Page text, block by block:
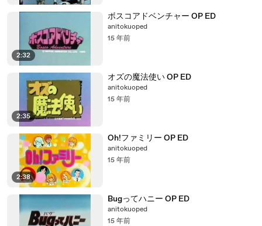
2:32
ボスコアドベンチャー OP ED
anitokuoped
15 年前
2:35
オズの魔法使い OP ED
anitokuoped
15 年前
2:38
Oh!ファミリー OP ED
anitokuoped
15 年前
Bugってハニー OP ED
anitokuoped
15 年前